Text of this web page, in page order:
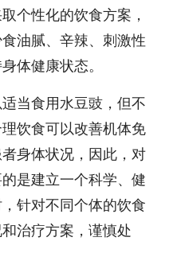
个性化的饮食方案，
油腻、辛辣、刺激性
体健康状态。
当食用水豆豉，但不
饮食可以改善机体免
身体状况，因此，对
是建立一个科学、健
针对不同个体的饮食
治疗方案，谨慎处